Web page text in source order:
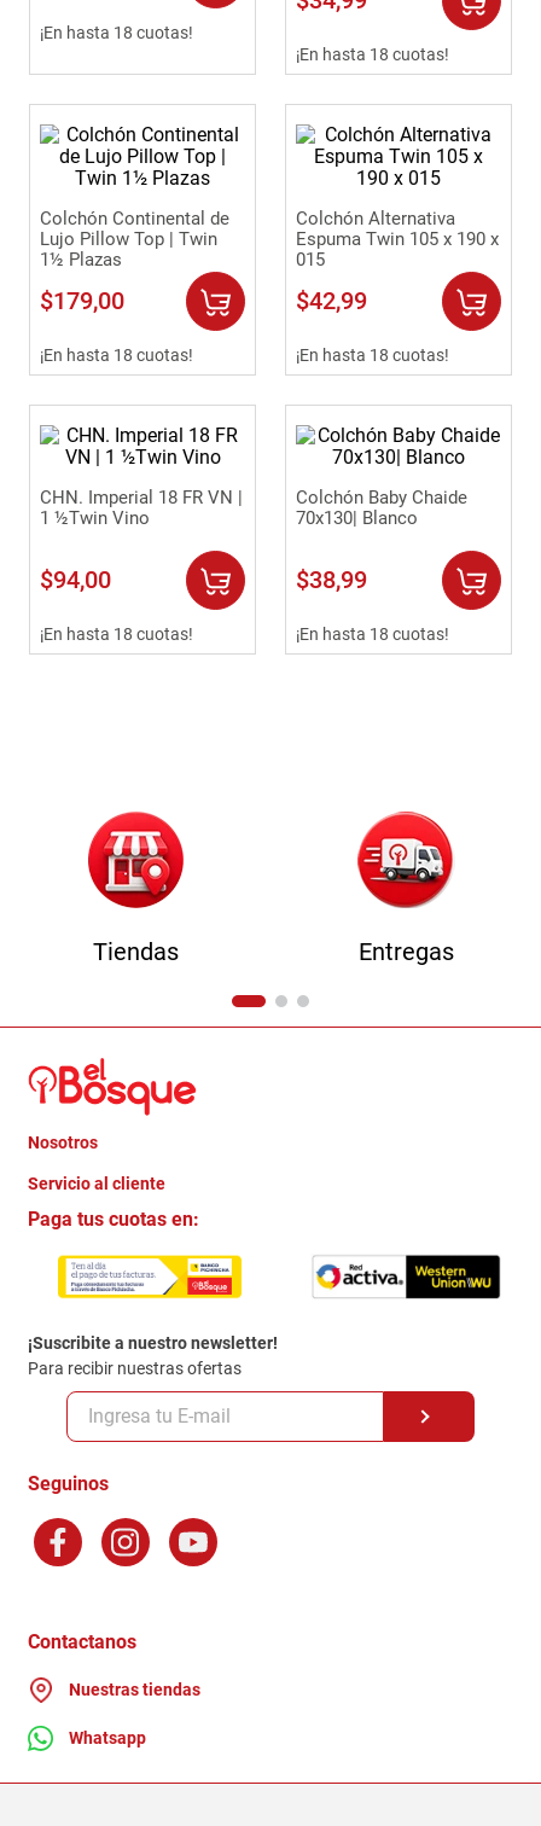
¡En hasta 18 cuotas!
¡En hasta 18 cuotas!
Colchón Continental de
Lujo Pillow Top | Twin
1½ Plazas
$179,00
¡En hasta 18 cuotas!
Colchón Alternativa
Espuma Twin 105 x 190 x
015
$42,99
¡En hasta 18 cuotas!
CHN. Imperial 18 FR VN |
1 ½Twin Vino
$94,00
¡En hasta 18 cuotas!
Colchón Baby Chaide
70x130| Blanco
$38,99
¡En hasta 18 cuotas!
Tiendas Entregas
Nosotros
Quienes somos
Trabaja con Nosotros
Contacto
Servicio al cliente
Crédito Directo
Garantia
Politica de Privacidad
Políticas y condiciones GiftCard
Formas de Pago
Terminos y Condiciones
Factura Electronica
Ganadores - Promociones
Paga tus cuotas en:
¡Suscribite a nuestro newsletter!
Para recibir nuestras ofertas
Seguinos
Contactanos
Nuestras tiendas
Whatsapp